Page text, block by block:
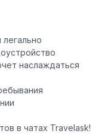
наслаждаться
в чатах Travelask!